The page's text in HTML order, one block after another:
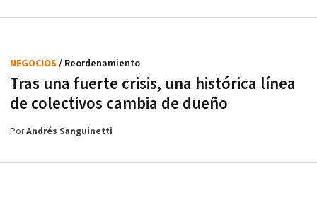
Tras una fuerte crisis, una histórica línea
de colectivos cambia de dueño
NEGOCIOS / Reordenamiento
PorAndrés Sanguinetti